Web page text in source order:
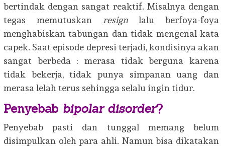
bertindak dengan sangat reaktif. Misalnya dengan
tegas memutuskan
resignlalu berfoya-foya
menghabiskan tabungan dan tidak mengenal kata
capek. Saat episode depresi terjadi, kondisinya akan
sangat berbeda : merasa tidak berguna karena
tidak bekerja, tidak punya simpanan uang dan
merasa lelah terus sehingga selalu ingin tidur.
Penyebab bipolar disorder?
Penyebab pasti dan tunggal memang belum
disimpulkan oleh para ahli. Namun bisa dikatakan